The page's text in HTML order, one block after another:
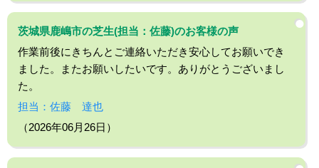
茨城県鹿嶋市の芝生(担当：佐藤)のお客様の声
作業前後にきちんとご連絡いただき安心してお願いでき
ました。またお願いしたいです。ありがとうございまし
た。
担当：佐藤 達也
（2026年06月26日）